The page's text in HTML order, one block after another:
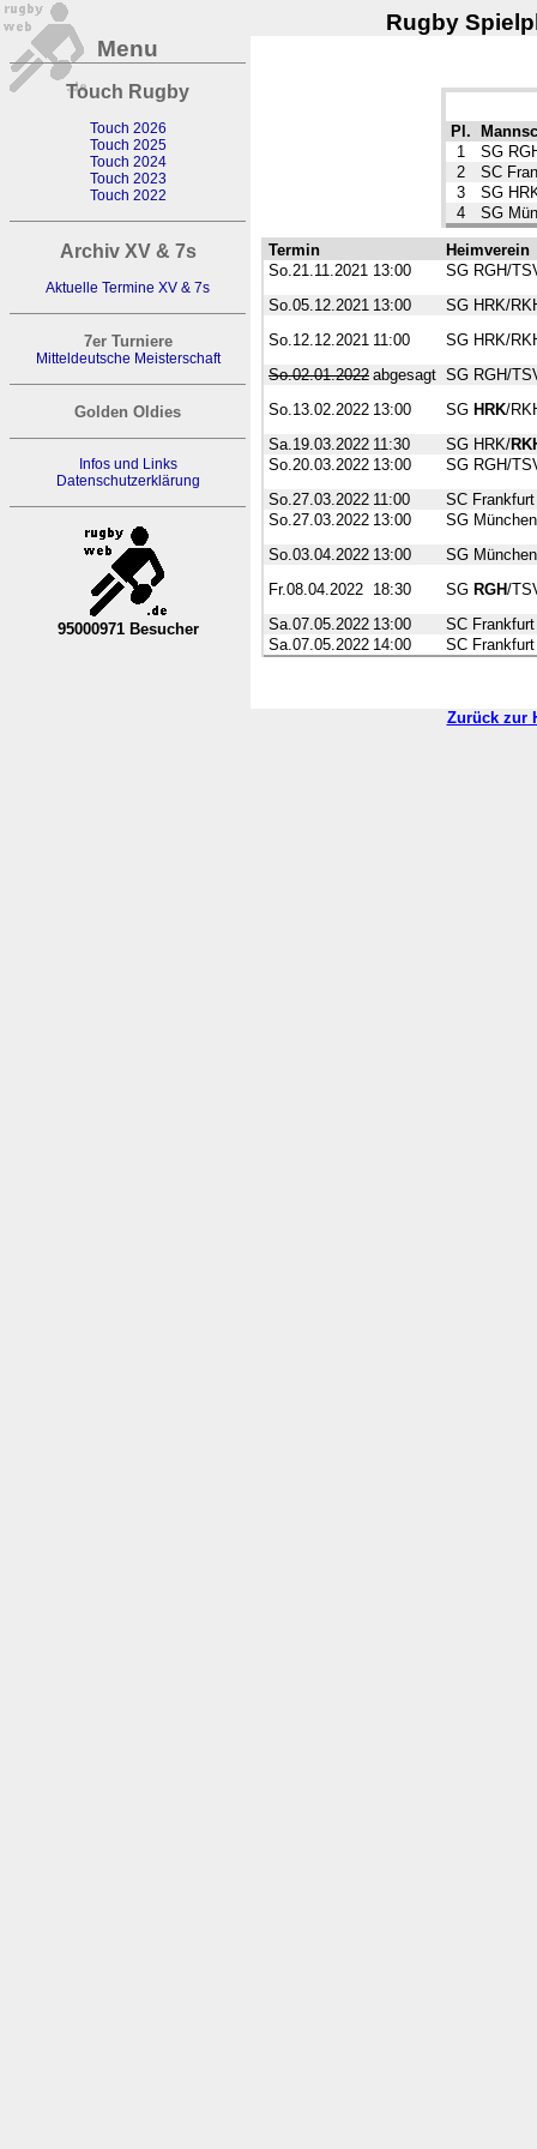
Rugby
Menu
Touch Rugby
Touch 2026
Touch 2025
Touch 2024
Touch 2023
Touch 2022
Archiv XV & 7s
Aktuelle Termine XV & 7s
7er Turniere
Mitteldeutsche Meisterschaft
Golden Oldies
Infos und Links
Datenschutzerklärung
95000971 Besucher
Pl.
1
SG
2
SC
3
SG
4
SG
Termin
Heimverein
So.21.11.2021 13:00
SG RGH/
So.05.12.2021 13:00
SG HRK/
So.12.12.2021 11:00
SG HRK/
So.02.01.2022 abgesagt SG RGH/
So.13.02.2022 13:00 SG HRK/
Sa.19.03.2022 11:30 SG HRK/
So.20.03.2022 13:00
SG RGH/
So.27.03.2022 11:00
SC
So.27.03.2022 13:00
SG
So.03.04.2022 13:00
SG
Fr.08.04.2022 18:30 SG RGH/
Sa.07.05.2022 13:00
SC
Sa.07.05.2022 14:00 SC
Zurück zur